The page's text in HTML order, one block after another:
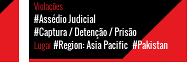
Violações
#Assédio Judicial
#Captura / Detenção / Prisão
Lugar#Region: Asia Pacific #Pakistan